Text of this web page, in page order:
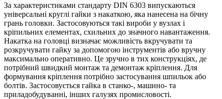
За характеристиками стандарту DIN 6303 випускаються
універсальні круглі гайки з накаткою, яка нанесена на бічну
грань головки. Застосовуються такі вироби у вузлах і
кріпильних елементах, схильних до значного навантаження.
Накатка на головці визначає можливість вкручувати та
розкручувати гайку за допомогою інструментів або вручну
максимально оперативно. Це зручно в тих конструкціях, де
потрібний швидкий монтаж та демонтаж кріплення. Для
формування кріплення потрібно застосування шпильок або
болтів. Застосовується гайка в станко-, машино- та
приладобудуванні, інших галузях промисловості.